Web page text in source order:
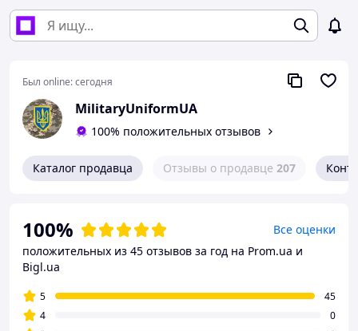
Был online:сегодня
MilitaryUniformUA
100% положительных отзывов
Каталог продавца Отзывы о продавце 207
100%
Все оценки
положительных из 45 отзывов за год на Prom.ua и
Bigl.ua
5
45
4
0